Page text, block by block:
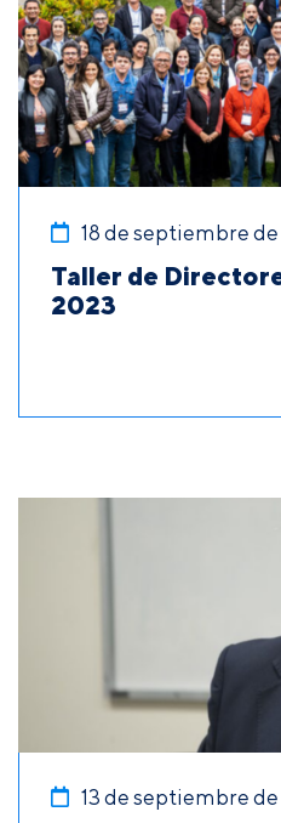
18 de septiembre
Taller de
2023
13 de septiembre